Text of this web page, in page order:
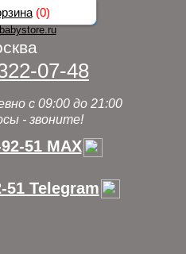
07-48
с 09:00 до 21:00
- звоните!
51 MAX
51 Telegram
(0)